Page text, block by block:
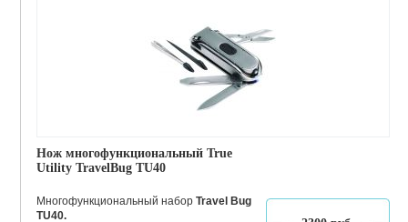
Нож многофункциональный True
Utility TravelBug TU40
Многофункциональный набор Travel Bug
TU40.